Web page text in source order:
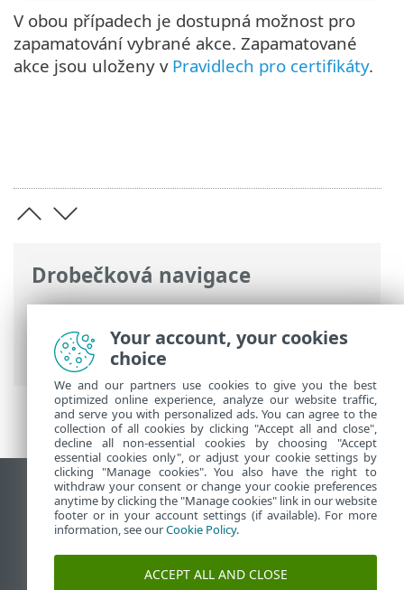
Drobečková navigace
ESET Online nápověda>ESET Endpoint
Security >Rozšířená nastavení>Ochrany
SSL/TLS > Šifrovaná síťová komunikace
V obou případech je dostupná možnost pro
zapamatování vybrané akce. Zapamatované
akce jsou uloženy v Pravidlech pro certifikáty.
Zobrazit verzi pro počítač
End of Life
ESET Databáze znalostí
ESET Forum
Your account, your cookies
choice
We and our partners use cookies to give you the best
optimized online experience, analyze our website traffic,
and serve you with personalized ads. You can agree to the
collection of all cookies by clicking "Accept all and close",
decline all non-essential cookies by choosing "Accept
essential cookies only", or adjust your cookie settings by
clicking "Manage cookies". You also have the right to
withdraw your consent or change your cookie preferences
anytime by clicking the "Manage cookies" link in our website
footer or in your account settings (if available). For more
information, see ourCookie Policy.
ACCEPT ALL AND CLOSE